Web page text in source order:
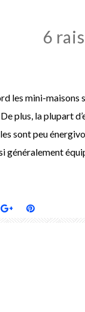
6
les mini-
plus, la plupart
sont peu
généralement